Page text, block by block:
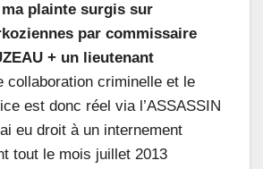
plainte surgis sur
par commissaire
+ un lieutenant
collaboration criminelle et le
est donc réel via l’ASSASSIN
eu droit à un internement
tout le mois juillet 2013